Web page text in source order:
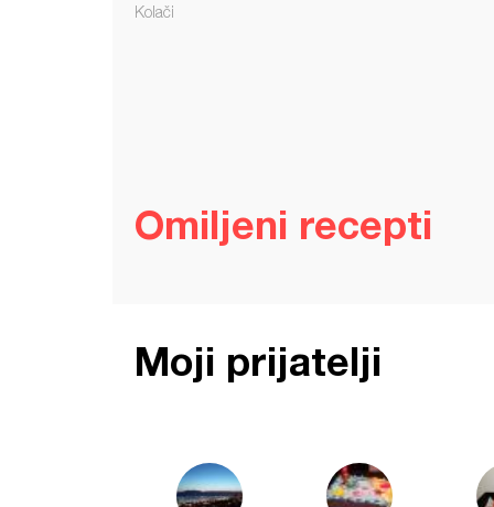
Kolači
Omiljeni recepti
Moji prijatelji